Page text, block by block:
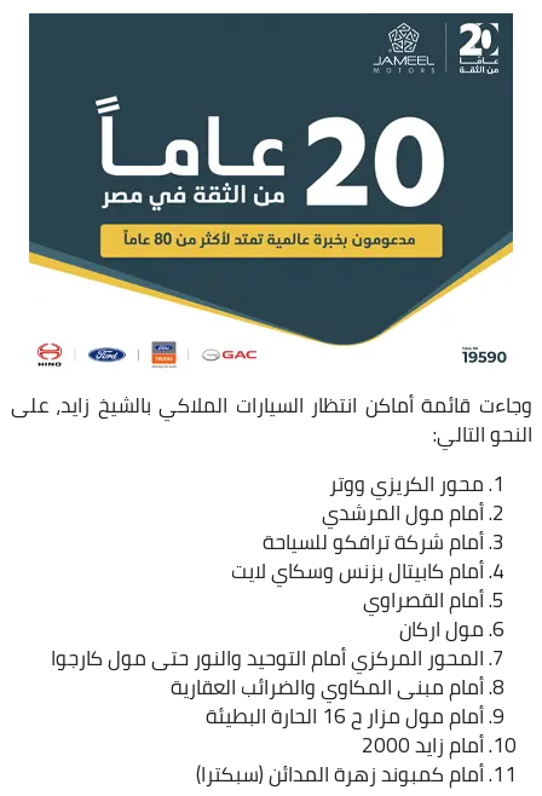
وجاءت قائمة أماكن انتظار السيارات الملاكي بالشيخ زايد، على
النحو التالي:
محور الكريزي ووتر
أمام مول المرشدي
أمام شركة ترافكو للسياحة
أمام كابيتال بزنس وسكاي لايت
أمام القصراوي
مول اركان
المحور المركزي أمام التوحيد والنور حتى مول كارجوا
أمام مبنى المكاوي والضرائب العقارية
أمام مول مزار ح 16 الحارة البطيئة
أمام زايد 2000
أمام كمبوند زهرة المدائن (سبكترا)